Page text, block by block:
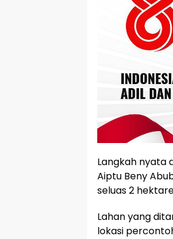
Langkah nyata
Aiptu Beny
seluas 2
Lahan yang
lokasi